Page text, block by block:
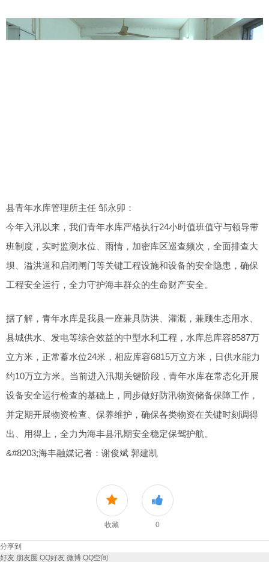
县青年水库管理所主任 邹永卯：
今年入汛以来，我们青年水库严格执行24小时值班值守与领导带
班制度，实时监测水位、雨情，加密库区巡查频次，全面排查大
坝、溢洪道和启闭闸门等关键工程设施和设备的安全隐患，确保
工程安全运行，全力守护海丰群众的生命财产安全。
据了解，青年水库是我县一座兼具防洪、灌溉，兼顾生态用水、
县城供水、发电等综合效益的中型水利工程，水库总库容8587万
立方米，正常蓄水位24米，相应库容6815万立方米，日供水能力
约10万立方米。当前进入汛期关键阶段，青年水库在常态化开展
设备安全运行检查的基础上，同步做好防汛物资储备保障工作，
并定期开展物资检查、保养维护，确保各类物资在关键时刻调得
出、用得上，全力为海丰县汛期安全稳定保驾护航。
&#8203;海丰融媒记者：谢俊斌 郭建凯
收藏 0
分享到
好友 朋友圈 QQ好友 微博 QQ空间